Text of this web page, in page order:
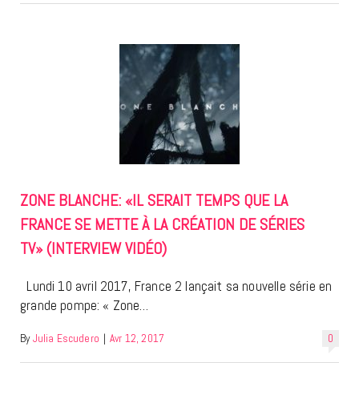
ZONE BLANCHE: «IL SERAIT TEMPS QUE LA
FRANCE SE METTE À LA CRÉATION DE SÉRIES
TV» (INTERVIEW VIDÉO)
Lundi 10 avril 2017, France 2 lançait sa nouvelle série en
grande pompe: « Zone…
0
By Julia Escudero | Avr 12, 2017